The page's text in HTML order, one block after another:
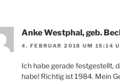
Anke Westphal, geb.
4. FEBRUAR 2018 UM 15:14
Ich habe gerade festgestellt,
habe! Richtig ist 1984. Mein